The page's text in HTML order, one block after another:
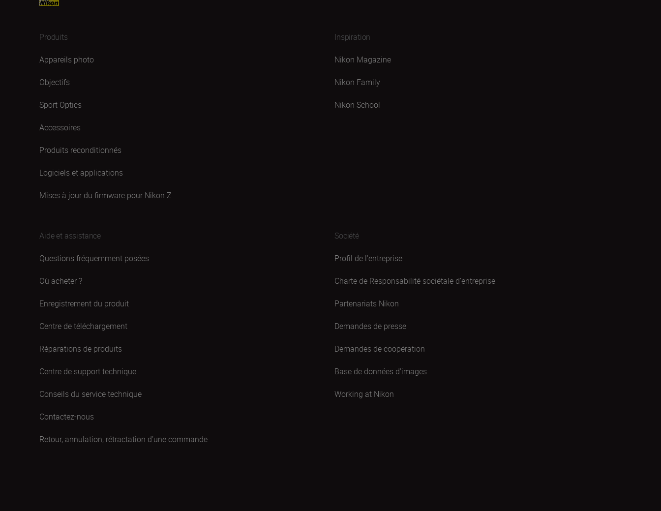
Produits
Appareils photo
Objectifs
Sport Optics
Accessoires
Produits reconditionnés
Logiciels et applications
Mises à jour du firmware pour Nikon Z
Inspiration
Nikon Magazine
Nikon Family
Nikon School
Aide et assistance
Questions fréquemment posées
Où acheter ?
Enregistrement du produit
Centre de téléchargement
Réparations de produits
Centre de support technique
Conseils du service technique
Contactez-nous
Retour, annulation, rétractation d’une commande
Société
Profil de l'entreprise
Charte de Responsabilité sociétale d’entreprise
Partenariats Nikon
Demandes de presse
Demandes de coopération
Base de données d'images
Working at Nikon